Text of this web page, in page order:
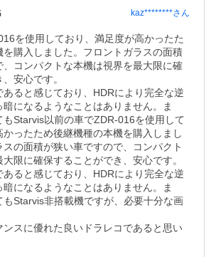
kaz********さん
を使用しており、満足度が高かったた
を購入しました。フロントガラスの面積
、コンパクトな本機は視界を最大限に確
安心です。
ると感じており、HDRにより完全な逆
になるようなことはありません。ま
もStarvis以前の車でZDR-016を使用して
かったため後継機種の本機を購入しまし
の面積が狭い車ですので、コンパクト
限に確保することができ、安心です。
ると感じており、HDRにより完全な逆
になるようなことはありません。ま
もStarvis非搭載機ですが、必要十分な画
ンスに優れた良いドラレコであると思い